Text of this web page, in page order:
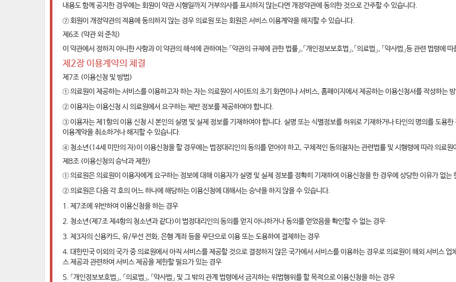
내용도 함께 공지한 경우에는 회원이 약관 시행일까지 거부의사를 표시하지 않는다면 개정약관에 동의한 것으로 간주할 수 있습니다.
⑦ 회원이 개정약관의 적용에 동의하지 않는 경우 의료원 또는 회원은 서비스 이용계약을 해지할 수 있습니다.
제6조 (약관 외 준칙)
이 약관에서 정하지 아니한 사항과 이 약관의 해석에 관하여는 「약관의 규제에 관한 법률」,「개인정보보호법」,「의료법」, 「약사법」등 관련 법령에
제2장 이용계약의 체결
제7조 (이용신청 및 방법)
① 의료원이 제공하는 서비스를 이용하고자 하는 자는 의료원이 사이트의 초기 화면이나 서비스, 홈페이지에서 제공하는 이용신청서를 작성하는
② 이용자는 이용신청 시 의료원에서 요구하는 제반 정보를 제공하여야 합니다.
③ 이용자는 제1항의 이용 신청 시 본인의 실명 및 실제 정보를 기재하여야 합니다. 실명 또는 식별정보를 허위로 기재하거나 타인의 명의를 도용
이용계약을 취소하거나 해지할 수 있습니다.
④ 청소년(14세 미만의 자)이 이용신청을 할 경우에는 법정대리인의 동의를 얻어야 하고, 구체적인 동의절차는 관련법률 및 시행령에 따라 의료원
제8조 (이용신청의 승낙과 제한)
① 의료원은 의료원이 이용자에게 요구하는 정보에 대해 이용자가 실명 및 실제 정보를 정확히 기재하여 이용신청을 한 경우에 상당한 이유가 없는
② 의료원은 다음 각 호의 어느 하나에 해당하는 이용신청에 대해서는 승낙을 하지 않을 수 있습니다.
1. 제7조에 위반하여 이용신청을 하는 경우
2. 청소년(제7조 제4항의 청소년과 같다)이 법정대리인의 동의를 얻지 아니하거나 동의를 얻었음을 확인할 수 없는 경우
3. 제3자의 신용카드, 유/무선 전화, 은행 계좌 등을 무단으로 이용 또는 도용하여 결제하는 경우
4. 대한민국 이외의 국가 중 의료원에서 아직 서비스를 제공할 것으로 결정하지 않은 국가에서 서비스를 이용하는 경우로 의료원이 해외 서비스 업
스 제공과 관련하여 서비스 제공을 제한할 필요가 있는 경우
5. 「개인정보보호법」, 「의료법」, 「약사법」 및 그 밖의 관계 법령에서 금지하는 위법행위를 할 목적으로 이용신청을 하는 경우